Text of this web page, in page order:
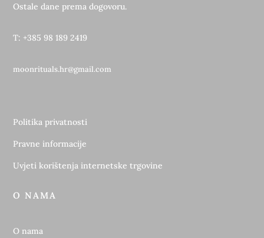
Ostale dane prema dogovoru.
T: +385 98 189 2419
moonrituals.hr@gmail.com
Politika privatnosti
Pravne informacije
Uvjeti korištenja internetske trgovine
O NAMA
O nama